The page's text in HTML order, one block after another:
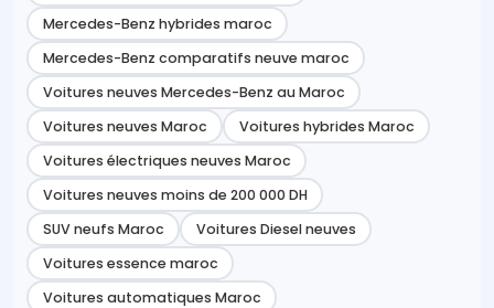
Mercedes-Benz hybrides maroc
Mercedes-Benz comparatifs neuve maroc
Voitures neuves Mercedes-Benz au Maroc
Voitures neuves Maroc
Voitures hybrides Maroc
Voitures électriques neuves Maroc
Voitures neuves moins de 200 000 DH
SUV neufs Maroc
Voitures Diesel neuves
Voitures essence maroc
Voitures automatiques Maroc